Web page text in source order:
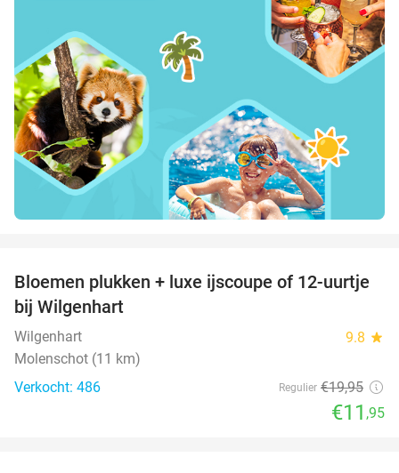
40%
Bloemen plukken + luxe ijscoupe of 12-uurtje
bij Wilgenhart
Wilgenhart 9.8 star
Molenschot (11 km)
Verkocht: 486
Regulier €19,95
€11 ,95